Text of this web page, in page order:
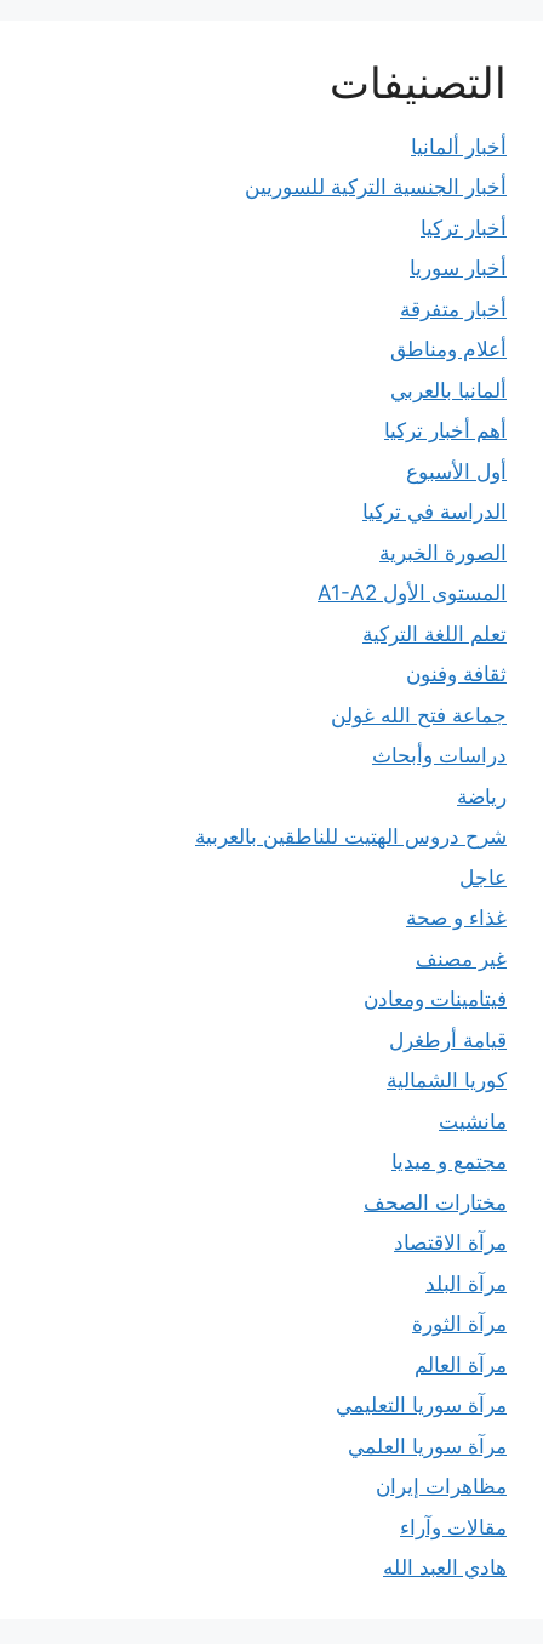
التصنيفات
أخبار ألمانيا
أخبار الجنسية التركية للسوريين
أخبار تركيا
أخبار سوريا
أخبار متفرقة
أعلام ومناطق
ألمانيا بالعربي
أهم أخبار تركيا
أول الأسبوع
الدراسة في تركيا
الصورة الخبرية
المستوى الأول A1-A2
تعلم اللغة التركية
ثقافة وفنون
جماعة فتح الله غولن
دراسات وأبحاث
رياضة
شرح دروس الهتيت للناطقين بالعربية
عاجل
غذاء و صحة
غير مصنف
فيتامينات ومعادن
قيامة أرطغرل
كوريا الشمالية
مانشيت
مجتمع و ميديا
مختارات الصحف
مرآة الاقتصاد
مرآة البلد
مرآة الثورة
مرآة العالم
مرآة سوريا التعليمي
مرآة سوريا العلمي
مظاهرات إيران
مقالات وآراء
هادي العبد الله